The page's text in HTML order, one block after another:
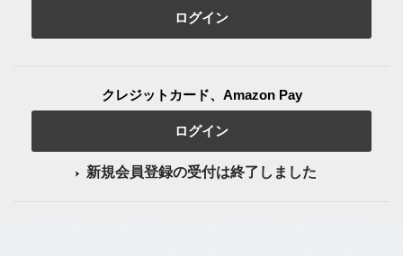
ログイン
クレジットカード、Amazon Pay
ログイン
新規会員登録の受付は終了しました